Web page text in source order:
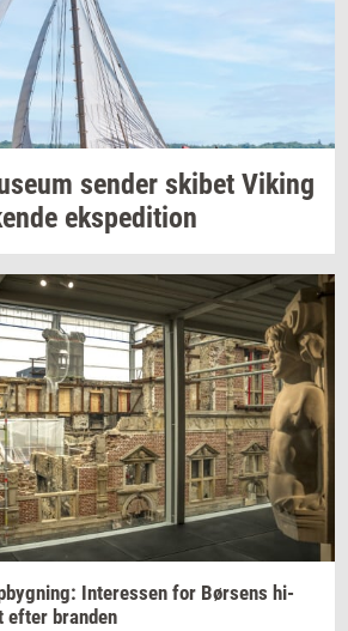
sen­der ski­bet Viking
eks­pe­di­tion
In­ter­es­sen for Bør­sens hi­
efter bran­den